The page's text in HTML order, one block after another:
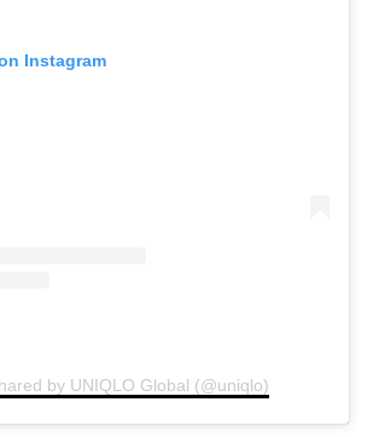
Instagram
by UNIQLO Global (@uniqlo)